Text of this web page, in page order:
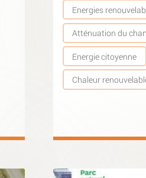
Energies
Atténuation du
Energie citoyenne
Chaleur